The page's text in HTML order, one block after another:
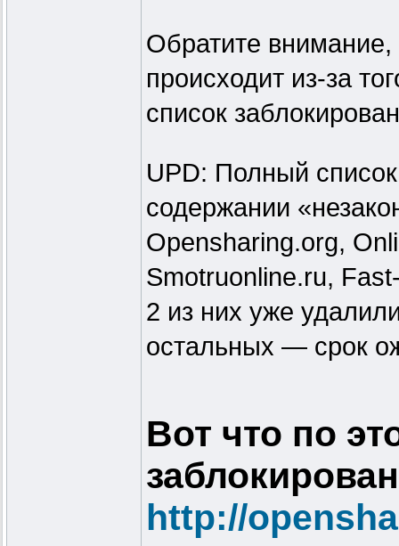
Обратите внимание,
происходит из-за
список
UPD: Полный
содержании
Opensharing.org,
Smotruonline.ru,
2 из них уже
остальных — срок
Вот что по
http://